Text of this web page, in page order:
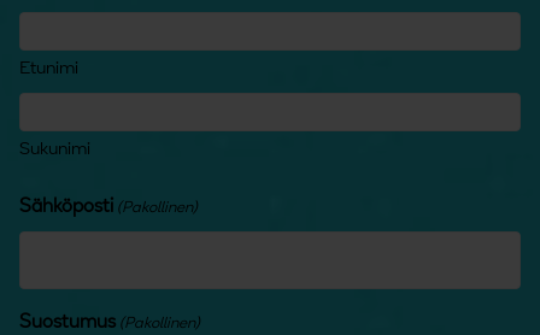
Etunimi
Sukunimi
Sähköposti (Pakollinen)
Suostumus (Pakollinen)